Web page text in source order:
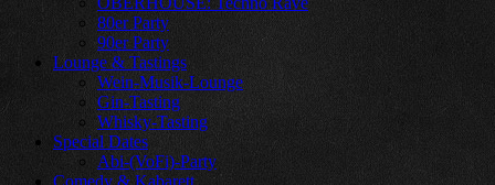
80er Party
90er Party
Lounge & Tastings
Wein-Musik-Lounge
Gin-Tasting
Whisky-Tasting
Special Dates
Abi-(VoFi)-Party
Comedy & Kabarett